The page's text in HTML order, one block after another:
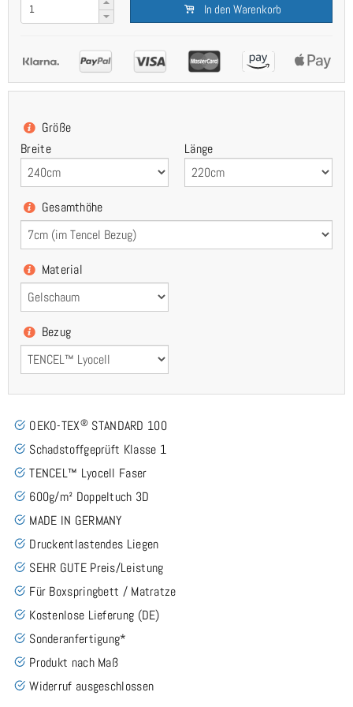
In den Warenkorb
Größe
Breite
Länge
Gesamthöhe
Material
Bezug
OEKO-TEX® STANDARD 100
Schadstoffgeprüft Klasse 1
TENCEL™ Lyocell Faser
600g/m² Doppeltuch 3D
MADE IN GERMANY
Druckentlastendes Liegen
SEHR GUTE Preis/Leistung
Für Boxspringbett / Matratze
Kostenlose Lieferung (DE)
Sonderanfertigung*
Produkt nach Maß
Widerruf ausgeschlossen